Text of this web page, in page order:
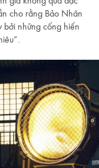
cho rằng Bảo Nhân
bởi những cống hiến